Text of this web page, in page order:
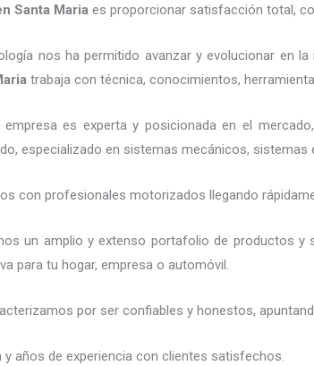
Santa Maria es proporcionar satisfacción total,
nos ha permitido avanzar y evolucionar en
trabaja con técnica, conocimientos,
empresa es experta y posicionada en el
especializado en sistemas mecánicos, sistemas
con profesionales motorizados llegando
un amplio y extenso portafolio de productos y
para tu hogar, empresa o automóvil.
por ser confiables y honestos,
y años de experiencia con clientes satisfechos.